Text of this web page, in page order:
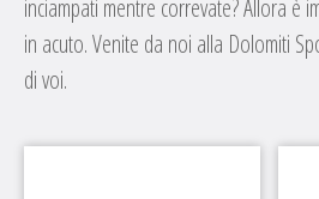
inciampati mentre correvate? Allora è
in acuto. Venite da noi alla Dolomiti
di voi.